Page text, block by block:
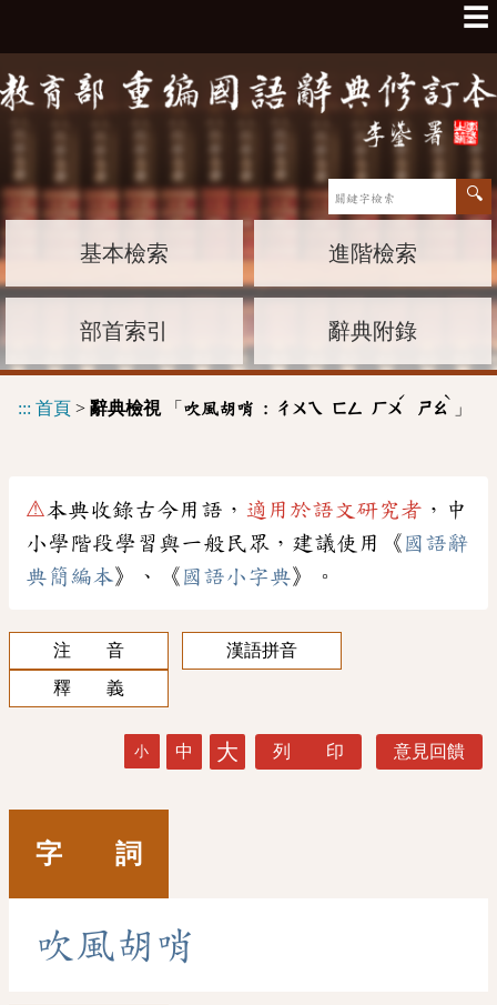
☰
基本檢索 進階檢索
部首索引 辭典附錄
::: 首頁 > 辭典檢視「 吹風胡哨 : ㄔㄨㄟ ㄈㄥ ㄏㄨ
ˊ
ㄕㄠ
ˋ
」
⚠本典收錄古今用語， 適用於語文研究者 ，中
小學階段學習與一般民眾，建議使用《 國語辭
典簡編本》、《 國語小字典》。
注 音
漢語拼音
釋 義
小 中 大 列 印 意見回饋
字 詞
吹 風胡 哨